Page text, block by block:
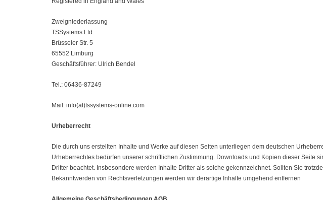
Zweigniederlassung
TSSystems Ltd.
Brüsseler Str. 5
65552 Limburg
Geschäftsführer: Ulrich Bendel
Tel.: 06436-87249
Mail: info(at)tssystems-online.com
Urheberrecht
Die durch uns erstellten Inhalte und Werke auf diesen Seiten unterliegen dem deutschen
Urheberrechtes bedürfen unserer schriftlichen Zustimmung. Downloads und Kopien dieser Seite
Dritter beachtet. Insbesondere werden Inhalte Dritter als solche gekennzeichnet. Sollten Sie
Bekanntwerden von Rechtsverletzungen werden wir derartige Inhalte umgehend entfernen